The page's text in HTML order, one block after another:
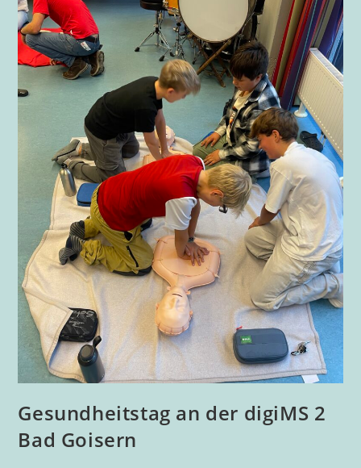
Gesundheitstag an der digiMS 2
Bad Goisern